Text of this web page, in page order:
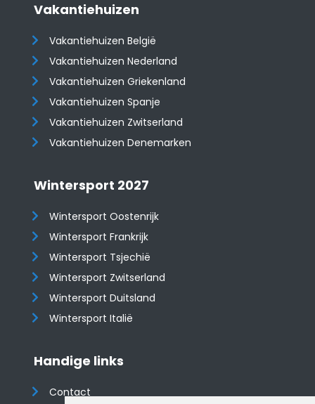
Vakantiehuizen
Vakantiehuizen België
Vakantiehuizen Nederland
Vakantiehuizen Griekenland
Vakantiehuizen Spanje
​​​​​​​Vakantiehuizen Zwitserland
Vakantiehuizen Denemarken
Wintersport 2027
Wintersport Oostenrijk
Wintersport Frankrijk
Wintersport Tsjechië
Wintersport Zwitserland
Wintersport Duitsland
Wintersport Italië
Handige links
Contact